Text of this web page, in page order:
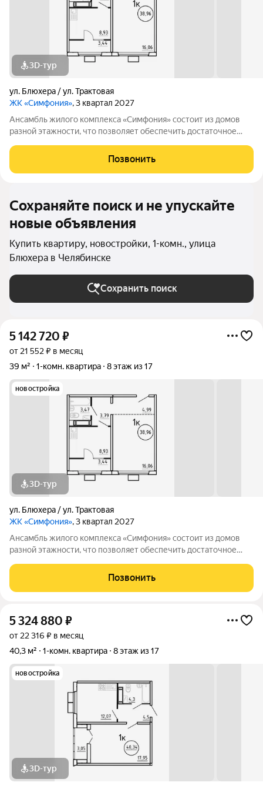
3D-тур
ул. Блюхера / ул. Трактовая
ЖК «Симфония», 3 квартал 2027
Ансамбль жилого комплекса «Симфония» состоит из домов
разной этажности, что позволяет обеспечить достаточное
времени и предлагаем квартиры с уже готовой базовой
отделкой. Заезжайте и живите! ЖК
Позвонить
Сохраняйте поиск и не упускайте
новые объявления
Купить квартиру, новостройки, 1-комн., улица
Блюхера в Челябинске
Сохранить поиск
5 142 720 ₽
от 21 552 ₽ в месяц
39 м²
1-комн. квартира 8 этаж из 17
новостройка
3D-тур
ул. Блюхера / ул. Трактовая
ЖК «Симфония», 3 квартал 2027
Ансамбль жилого комплекса «Симфония» состоит из домов
разной этажности, что позволяет обеспечить достаточное
времени и предлагаем квартиры с уже готовой базовой
отделкой. Заезжайте и живите! ЖК
Позвонить
5 324 880 ₽
от 22 316 ₽ в месяц
40,3 м²
1-комн. квартира 8 этаж из 17
новостройка
3D-тур